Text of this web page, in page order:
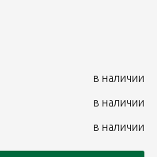
в наличии
в наличии
в наличии